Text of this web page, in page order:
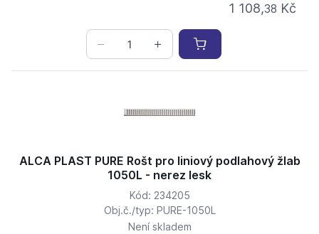
1 108,38 Kč
ALCA PLAST PURE Rošt pro liniový podlahový žlab
1050L - nerez lesk
Kód: 234205
Obj.č./typ: PURE-1050L
Není skladem